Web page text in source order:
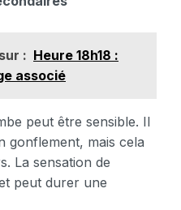
: Heure 18h18 :
associé
peut être sensible. Il
gonflement, mais cela
La sensation de
peut durer une